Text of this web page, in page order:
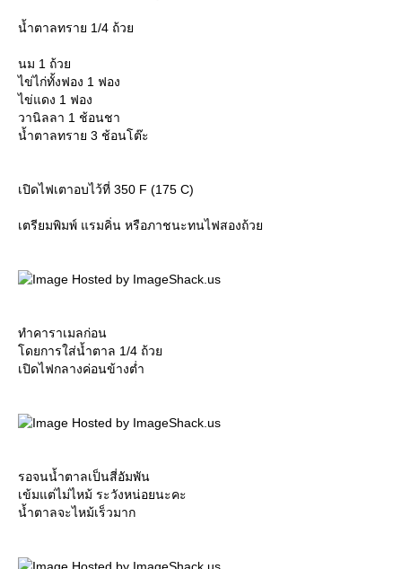
น้ำตาลทราย 1/4 ถ้ว
นม 1 ถ้ว
ไข่ไก่ทั้งฟอง 1 ฟอง
ไข่แดง 1 ฟอง
วานิลลา 1 ช้อนชา
น้ำตาลทราย 3 ช้อนโต๊ะ
เปิดไฟเตาอบไว้ที่ 350 F (175 C)
เตรียมพิมพ์ แรมคิ่น หรือภาชนะทนไฟสองถ้ว
ทำคาราเมลก่อน
ดยการใส่น้ำตาล 1/4 ถ้ว
เปิดไฟกลางค่อนข้างต่ำ
รอจนน้ำตาลเป็นสี่อัมพัน
เข้มแต่ไม่ไหม้ ระวังหน่อยนะคะ
น้ำตาลจะไหม้เร็วมาก